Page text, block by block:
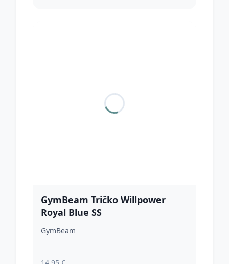
GymBeam Tričko Willpower
Royal Blue SS
GymBeam